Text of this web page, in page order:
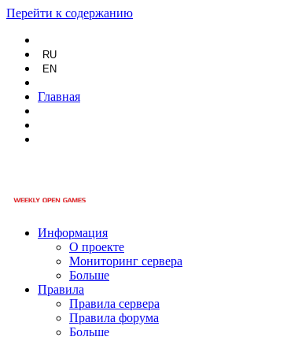
Перейти к содержанию
RU
EN
Главная
Информация
О проекте
Мониторинг сервера
Больше
Правила
Правила сервера
Правила форума
Больше